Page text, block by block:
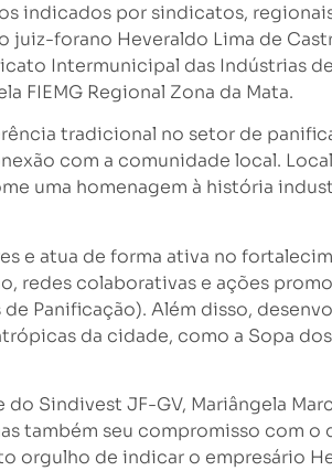
indicados por sindicatos,
juiz-forano Heveraldo Lima de
Intermunicipal das Indústrias
FIEMG Regional Zona da Mata.
tradicional no setor de
com a comunidade local.
uma homenagem à história
e atua de forma ativa no
redes colaborativas e ações
Panificação). Além disso,
da cidade, como a Sopa
Sindivest JF-GV, Mariângela
também seu compromisso com o
orgulho de indicar o empresário